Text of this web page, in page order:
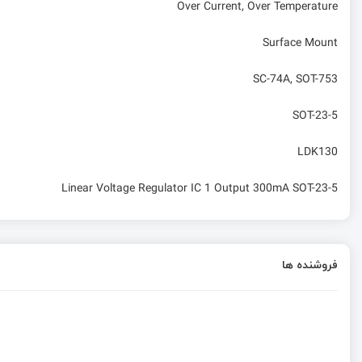
Over Current, Over Temperature
Surface Mount
SC-74A, SOT-753
SOT-23-5
LDK130
Linear Voltage Regulator IC 1 Output 300mA SOT-23-5
فروشنده ها